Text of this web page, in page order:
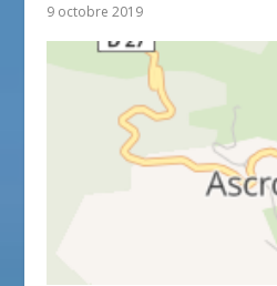
9 octobre 2019